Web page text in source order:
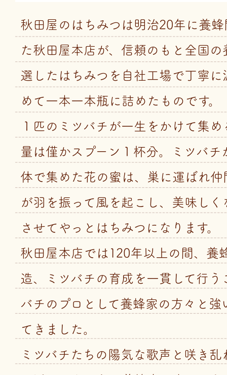
秋田屋のはちみつは明治20年に養
た秋田屋本店が、信頼のもと全国
選したはちみつを自社工場で丁寧に
めて一本一本瓶に詰めたものです。
１匹のミツバチが一生をかけて集
量は僅かスプーン１杯分。ミツバチ
体で集めた花の蜜は、巣に運ばれ仲
が羽を振って風を起こし、美味しく
させてやっとはちみつになります。
秋田屋本店では120年以上の間、養
造、ミツバチの育成を一貫して行う
バチのプロとして養蜂家の方々と強
てきました。
ミツバチたちの陽気な歌声と咲き